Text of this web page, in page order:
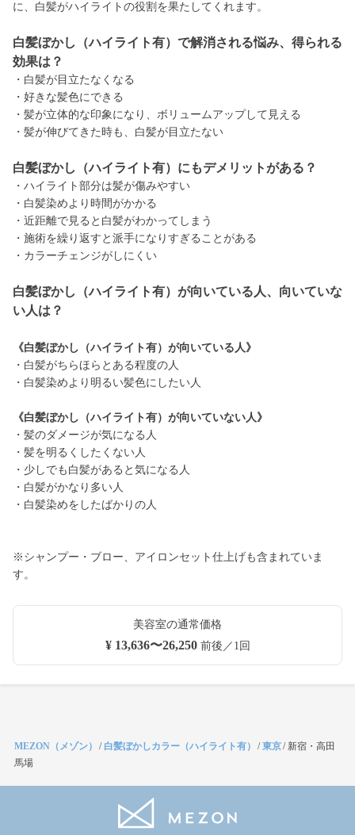
に、白髪がハイライトの役割を果たしてくれます。
白髪ぼかし（ハイライト有）で解消される悩み、得られる
効果は？
・白髪が目立たなくなる
・好きな髪色にできる
・髪が立体的な印象になり、ボリュームアップして見える
・髪が伸びてきた時も、白髪が目立たない
白髪ぼかし（ハイライト有）にもデメリットがある？
・ハイライト部分は髪が傷みやすい
・白髪染めより時間がかかる
・近距離で見ると白髪がわかってしまう
・施術を繰り返すと派手になりすぎることがある
・カラーチェンジがしにくい
白髪ぼかし（ハイライト有）が向いている人、向いていな
い人は？
《白髪ぼかし（ハイライト有）が向いている人》
・白髪がちらほらとある程度の人
・白髪染めより明るい髪色にしたい人
《白髪ぼかし（ハイライト有）が向いていない人》
・髪のダメージが気になる人
・髪を明るくしたくない人
・少しでも白髪があると気になる人
・白髪がかなり多い人
・白髪染めをしたばかりの人
※シャンプー・ブロー、アイロンセット仕上げも含まれていま
す。
美容室の通常価格
¥ 13,636〜26,250前後／1回
MEZON（メゾン） / 白髪ぼかしカラー（ハイライト有） /東京/ 新宿・高田
馬場